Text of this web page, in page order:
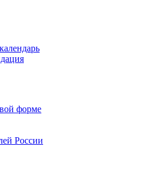
форме
России